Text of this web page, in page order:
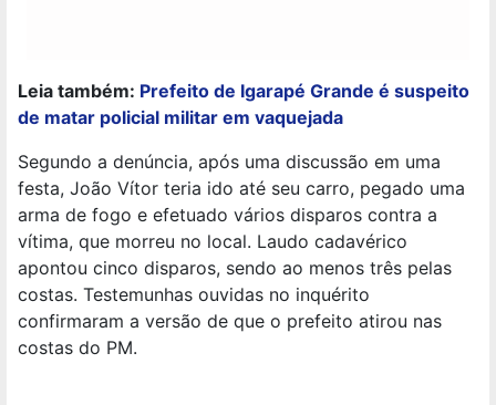
Leia também: Prefeito de Igarapé Grande é suspeito
de matar policial militar em vaquejada
Segundo a denúncia, após uma discussão em uma
festa, João Vítor teria ido até seu carro, pegado uma
arma de fogo e efetuado vários disparos contra a
vítima, que morreu no local. Laudo cadavérico
apontou cinco disparos, sendo ao menos três pelas
costas. Testemunhas ouvidas no inquérito
confirmaram a versão de que o prefeito atirou nas
costas do PM.